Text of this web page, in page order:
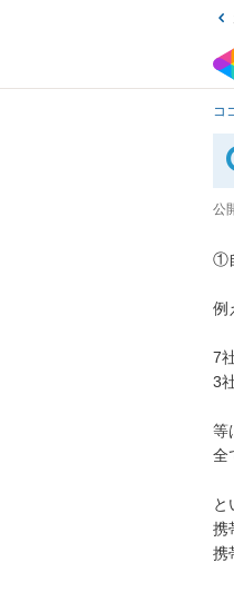
コ
公
①
例
7
3
等
全
と
携
携